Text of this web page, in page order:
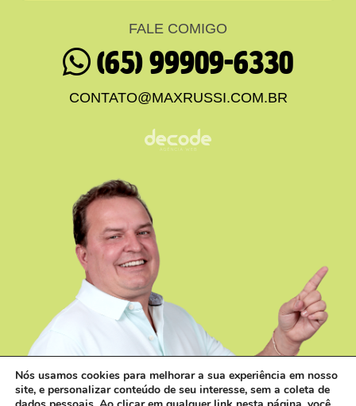
FALE COMIGO
(65) 99909-6330
CONTATO@MAXRUSSI.COM.BR
Nós usamos cookies para melhorar a sua experiência em nosso
site, e personalizar conteúdo de seu interesse, sem a coleta de